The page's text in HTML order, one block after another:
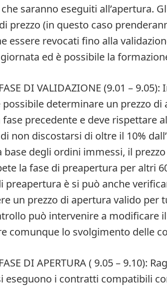
saranno eseguiti all’apertura.
prezzo (in questo caso
essere revocati fino alla
ed è possibile la
DI VALIDAZIONE (9.01 –
determinare un prezzo di
precedente e deve rispettare
non discostarsi di oltre il 10%
base degli ordini immessi, il
la fase di preapertura per altri
preapertura è si può anche
un prezzo di apertura valido per
può intervenire a modificare
comunque lo svolgimento delle
DI APERTURA ( 9.05 – 9.10):
eseguono i contratti compatibili